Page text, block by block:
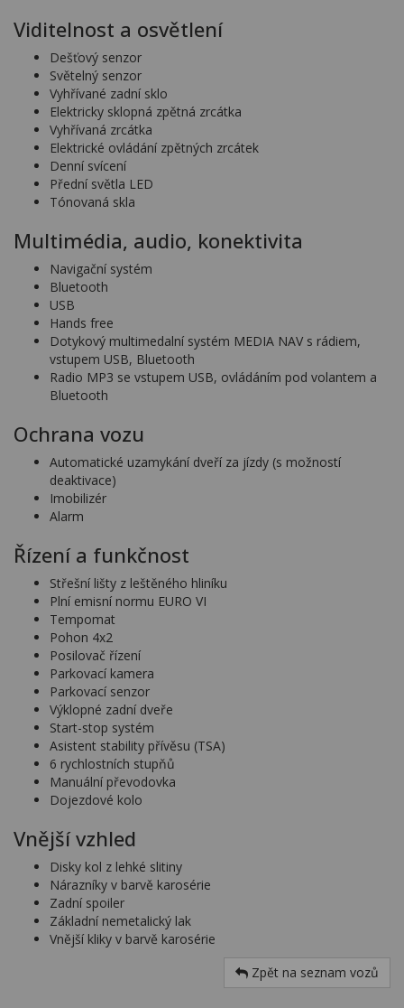
Viditelnost a osvětlení
Dešťový senzor
Světelný senzor
Vyhřívané zadní sklo
Elektricky sklopná zpětná zrcátka
Vyhřívaná zrcátka
Elektrické ovládání zpětných zrcátek
Denní svícení
Přední světla LED
Tónovaná skla
Multimédia, audio, konektivita
Navigační systém
Bluetooth
USB
Hands free
Dotykový multimedalní systém MEDIA NAV s rádiem,
vstupem USB, Bluetooth
Radio MP3 se vstupem USB, ovládáním pod volantem a
Bluetooth
Ochrana vozu
Automatické uzamykání dveří za jízdy (s možností
deaktivace)
Imobilizér
Alarm
Řízení a funkčnost
Střešní lišty z leštěného hliníku
Plní emisní normu EURO VI
Tempomat
Pohon 4x2
Posilovač řízení
Parkovací kamera
Parkovací senzor
Výklopné zadní dveře
Start-stop systém
Asistent stability přívěsu (TSA)
6 rychlostních stupňů
Manuální převodovka
Dojezdové kolo
Vnější vzhled
Disky kol z lehké slitiny
Nárazníky v barvě karosérie
Zadní spoiler
Základní nemetalický lak
Vnější kliky v barvě karosérie
Zpět na seznam vozů